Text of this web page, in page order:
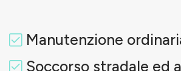
Manutenzione
Soccorso stradale ed